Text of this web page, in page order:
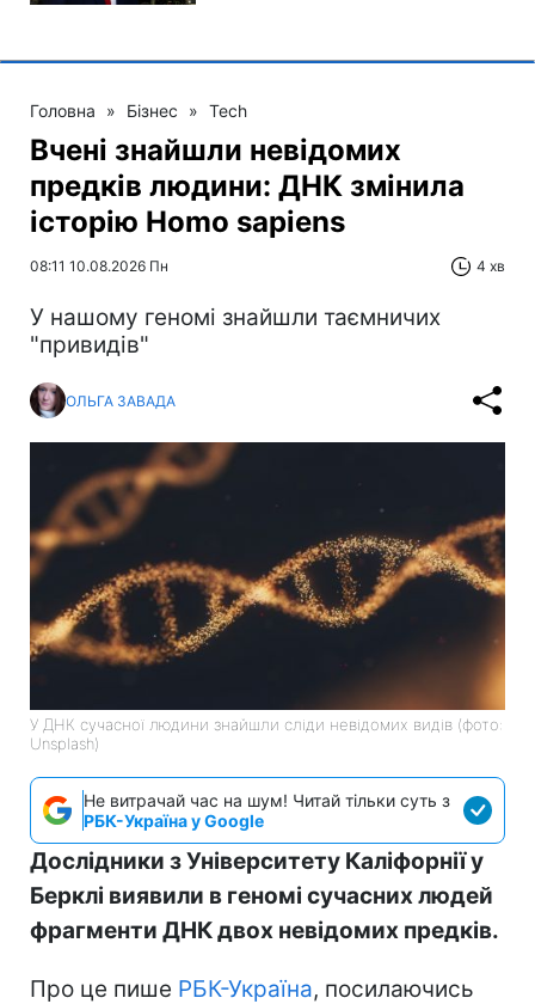
Головна » Бізнес » Tech
Вчені знайшли невідомих
предків людини: ДНК змінила
історію Homo sapiens
08:11 10.08.2026 Пн 4 хв
У нашому геномі знайшли таємничих
"привидів"
ОЛЬГА ЗАВАДА
У ДНК сучасної людини знайшли сліди невідомих видів (фото:
Unsplash)
Не витрачай час на шум! Читай тільки суть з
РБК-Україна у Google
Дослідники з Університету Каліфорнії у
Берклі виявили в геномі сучасних людей
фрагменти ДНК двох невідомих предків.
Про це пише РБК-Україна, посилаючись